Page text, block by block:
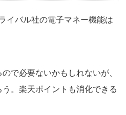
イバル社の電子マネー機能は
で必要ないかもしれないが、
。楽天ポイントも消化できる